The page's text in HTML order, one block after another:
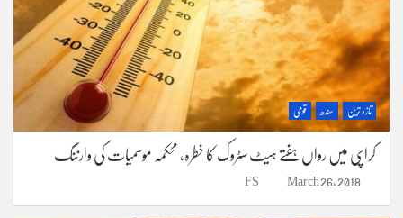
تازہ ترین سندھ قومی
کراچی میں رواں ہفتے ہیٹ سٹروک کا خطرہ، محکمہ موسمیات کی وارننگ
March 26, 2018
FS